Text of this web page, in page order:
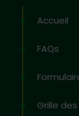
Accueil
FAQs
Grille